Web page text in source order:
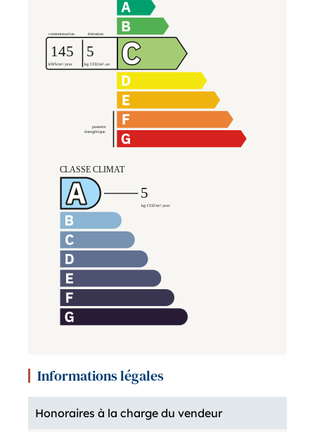
Informations légales
Honoraires à la charge du vendeur